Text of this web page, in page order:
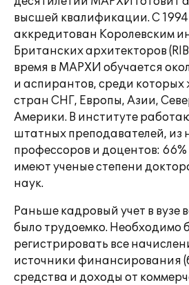
высшей квалификации. С
аккредитован Королевским
Британских архитекторов
время в МАРХИ обучается
и аспирантов, среди которых
стран СНГ, Европы, Азии,
Америки. В институте
штатных преподавателей, из
профессоров и доцентов:
имеют ученые степени
наук.
Раньше кадровый учет в вузе
было трудоемко. Необходимо
регистрировать все
источники финансирования
средства и доходы от